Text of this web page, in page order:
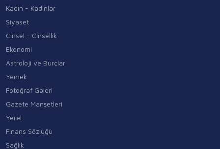
Kadın - Kadınlar
Siyaset
Cinsel - Cinsellik
Ekonomi
Astroloji ve Burçlar
Yemek
Fotoğraf Galeri
Gazete Manşetleri
Yerel
Finans Sözlüğü
Sağlık